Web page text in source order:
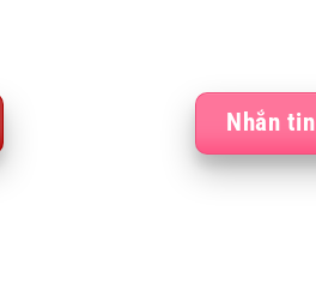
Nhắn